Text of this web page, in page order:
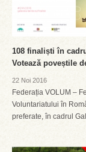
108 finaliști în
Votează poveștile
22 Noi 2016
Federația VOLUM –
Voluntariatului în
preferate, în cadrul